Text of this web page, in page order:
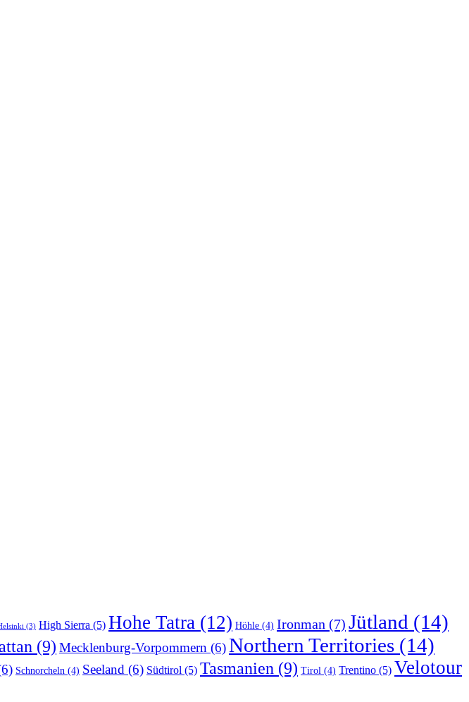
(3) High Sierra (5) Hohe Tatra (12) Höhle (4) Ironman (7) Jütland (14)
(9) Mecklenburg-Vorpommern (6)Northern Territories (14)
Schnorcheln (4) Seeland (6) Südtirol (5) Tasmanien (9) Tirol (4) Trentino (5) Velotour